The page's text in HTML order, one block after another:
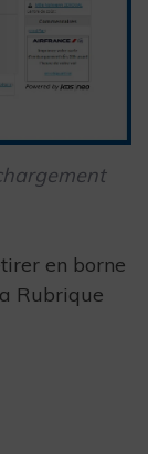
en borne
Rubrique